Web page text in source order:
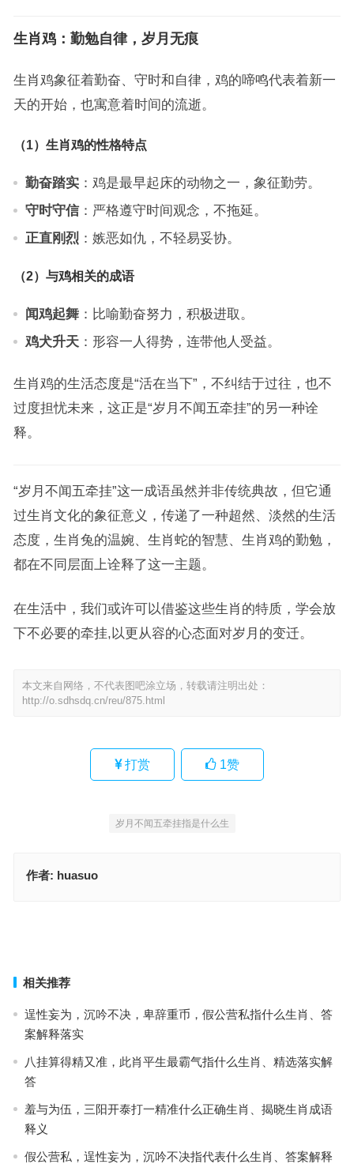
生肖鸡：勤勉自律，岁月无痕
生肖鸡象征着勤奋、守时和自律，鸡的啼鸣代表着新一
天的开始，也寓意着时间的流逝。
（1）生肖鸡的性格特点
勤奋踏实：鸡是最早起床的动物之一，象征勤劳。
守时守信：严格遵守时间观念，不拖延。
正直刚烈：嫉恶如仇，不轻易妥协。
（2）与鸡相关的成语
闻鸡起舞：比喻勤奋努力，积极进取。
鸡犬升天：形容一人得势，连带他人受益。
生肖鸡的生活态度是“活在当下”，不纠结于过往，也不
过度担忧未来，这正是“岁月不闻五牵挂”的另一种诠
释。
“岁月不闻五牵挂”这一成语虽然并非传统典故，但它通
过生肖文化的象征意义，传递了一种超然、淡然的生活
态度，生肖兔的温婉、生肖蛇的智慧、生肖鸡的勤勉，
都在不同层面上诠释了这一主题。
在生活中，我们或许可以借鉴这些生肖的特质，学会放
下不必要的牵挂,以更从容的心态面对岁月的变迁。
本文来自网络，不代表图吧涂立场，转载请注明出处：
http://o.sdhsdq.cn/reu/875.html
打赏 1赞
岁月不闻五牵挂指是什么生
作者: huasuo
相关推荐
逞性妄为，沉吟不决，卑辞重币，假公营私指什么生肖、答
案解释落实
八挂算得精又准，此肖平生最霸气指什么生肖、精选落实解
答
羞与为伍，三阳开泰打一精准什么正确生肖、揭晓生肖成语
释义
假公营私，逞性妄为，沉吟不决指代表什么生肖、答案解释